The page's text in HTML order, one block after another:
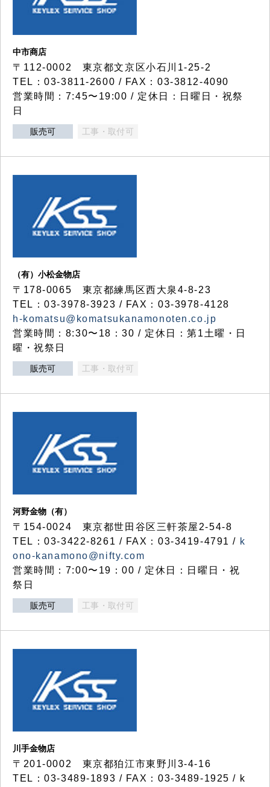
中市商店
〒112-0002 東京都文京区小石川1-25-2
TEL：03-3811-2600 / FAX：03-3812-4090
営業時間：7:45〜19:00 / 定休日：日曜日・祝祭
日
販売可 工事・取付可
（有）小松金物店
〒178-0065 東京都練馬区西大泉4-8-23
TEL：03-3978-3923 / FAX：03-3978-4128
h-komatsu@komatsukanamonoten.co.jp
営業時間：8:30〜18：30 / 定休日：第1土曜・日
曜・祝祭日
販売可 工事・取付可
河野金物（有）
〒154-0024 東京都世田谷区三軒茶屋2-54-8
TEL：03-3422-8261 / FAX：03-3419-4791 / k
ono-kanamono@nifty.com
営業時間：7:00〜19：00 / 定休日：日曜日・祝
祭日
販売可 工事・取付可
川手金物店
〒201-0002 東京都狛江市東野川3-4-16
TEL：03-3489-1893 / FAX：03-3489-1925 / k